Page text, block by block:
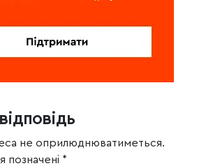
не оприлюднюватиметься.
позначені *